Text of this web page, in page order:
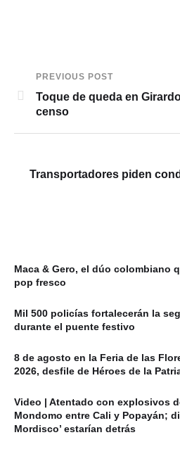
PREVIOUS POST
Toque de queda en
censo
Transportadores piden
Maca & Gero, el dúo colombiano
pop fresco
Mil 500 policías fortalecerán la
durante el puente festivo
8 de agosto en la Feria de las
2026, desfile de Héroes de la
Video | Atentado con explosivos
Mondomo entre Cali y Popayán;
Mordisco’ estarían detrás